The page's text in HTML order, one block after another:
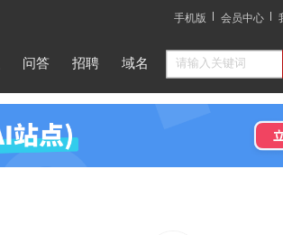
手机版 会员中心
问答 招聘 域名